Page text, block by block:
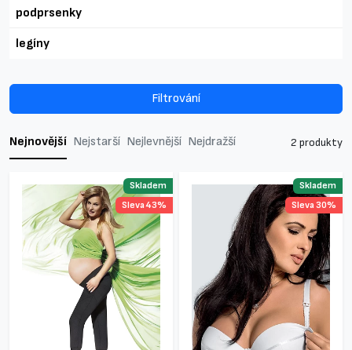
podprsenky
legíny
Filtrování
Nejnovější Nejstarší Nejlevnější Nejdražší 2 produkty
Skladem
Sleva 43%
Skladem
Sleva 30%